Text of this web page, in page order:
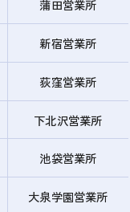
蒲田営業所
新宿営業所
荻窪営業所
下北沢営業所
池袋営業所
大泉学園営業所